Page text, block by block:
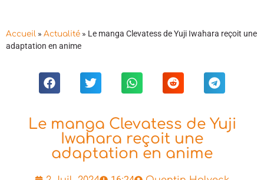
Accueil » Actualité » Le manga Clevatess de Yuji Iwahara reçoit une
adaptation en anime
Le manga Clevatess de Yuji
Iwahara reçoit une
adaptation en anime